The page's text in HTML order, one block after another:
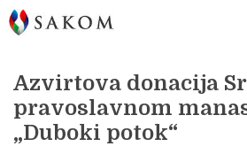
Skip
to
Azvirtova donacija
pravoslavnom
„Duboki potok“